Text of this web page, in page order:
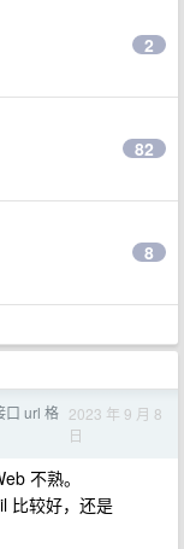
2
82
8
口 url 格 2023 年 9 月 8
日
不熟。
比较好，还是